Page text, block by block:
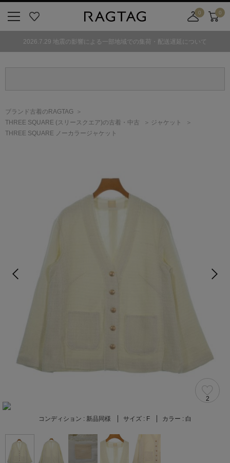
気
0
舗
カ
0
2026.7.29 地震の影響による一部地域での集荷・配送遅延について
ブランド古着のRAGTAG
THREE SQUARE (スリースクエア)の古着・中古
ジャケット
THREE SQUARE ノーカラージャケット
2
コンディション : 新品同様 サイズ : F カラー : 白